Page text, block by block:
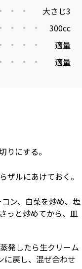
大さじ3
300cc
適量
適量
にする。
ザルにあけておく。
ン、白菜を炒め、塩
っと炒めてから、皿
発したら生クリーム
に戻し、混ぜ合わせ